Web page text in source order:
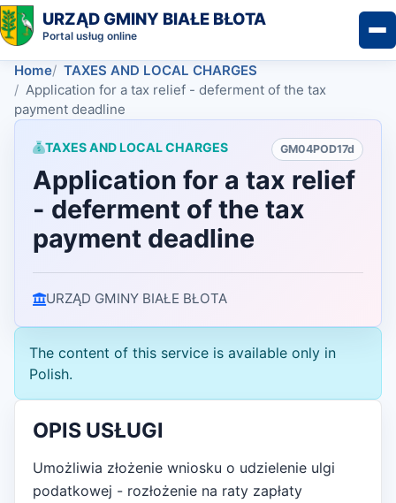
URZĄD GMINY BIAŁE BŁOTA
Portal usług online
Home
TAXES AND LOCAL CHARGES
Application for a tax relief - deferment of the tax
payment deadline
TAXES AND LOCAL CHARGES GM04POD17d
Application for a tax relief
- deferment of the tax
payment deadline
URZĄD GMINY BIAŁE BŁOTA
The content of this service is available only in
Polish.
OPIS USŁUGI
Umożliwia złożenie wniosku o udzielenie ulgi
podatkowej - rozłożenie na raty zapłaty